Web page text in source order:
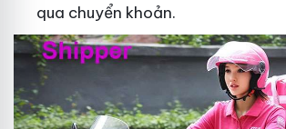
qua chuyển khoản.